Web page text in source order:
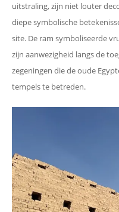
uitstraling, zijn niet louter
diepe symbolische
site. De ram symboliseerde
zijn aanwezigheid langs de
zegeningen die de oude
tempels te betreden.